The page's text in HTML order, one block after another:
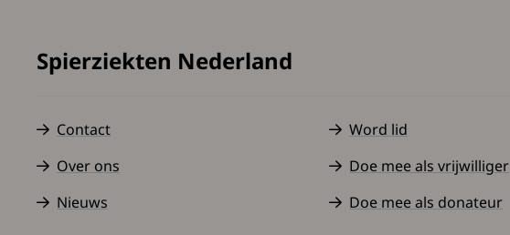
Spierziekten Nederland
Contact
Over ons
Nieuws
Word lid
Doe mee als vrijwilliger
Doe mee als donateur